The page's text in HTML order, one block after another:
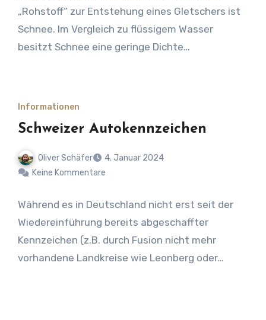
„Rohstoff“ zur Entstehung eines Gletschers ist
Schnee. Im Vergleich zu flüssigem Wasser
besitzt Schnee eine geringe Dichte…
Informationen
Schweizer Autokennzeichen
Oliver Schäfer
4. Januar 2024
Keine Kommentare
Während es in Deutschland nicht erst seit der
Wiedereinführung bereits abgeschaffter
Kennzeichen (z.B. durch Fusion nicht mehr
vorhandene Landkreise wie Leonberg oder…